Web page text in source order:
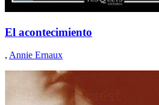
El acontecimiento
, Annie Ernaux